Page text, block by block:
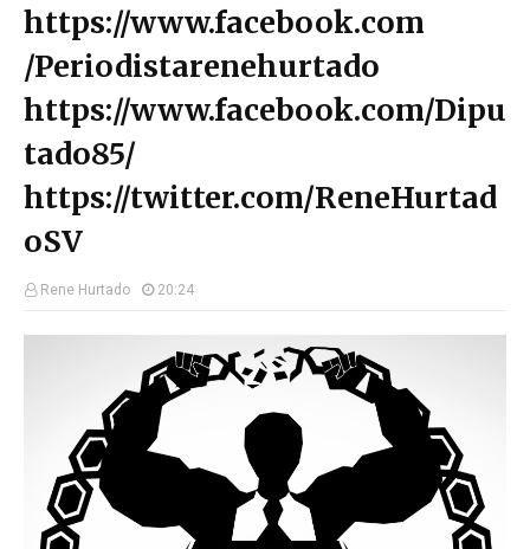
https://www.facebook.com
/Periodistarenehurtado
https://www.facebook.com/Dipu
tado85/
https://twitter.com/ReneHurtad
oSV
Rene Hurtado 20:24